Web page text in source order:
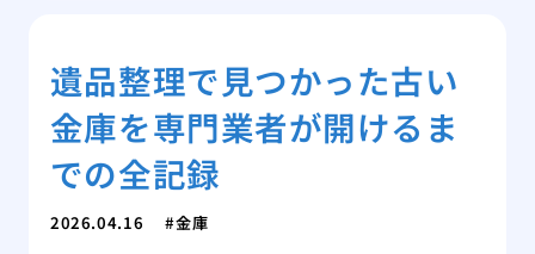
遺品整理で見つかった古い
金庫を専門業者が開けるま
での全記録
2026.04.16 金庫